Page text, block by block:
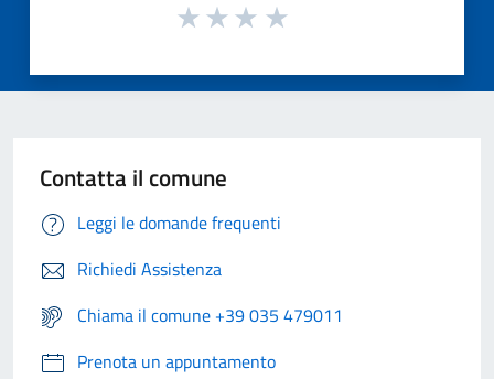
Contatta il comune
Leggi le domande frequenti
Richiedi Assistenza
Chiama il comune +39 035 479011
Prenota un appuntamento